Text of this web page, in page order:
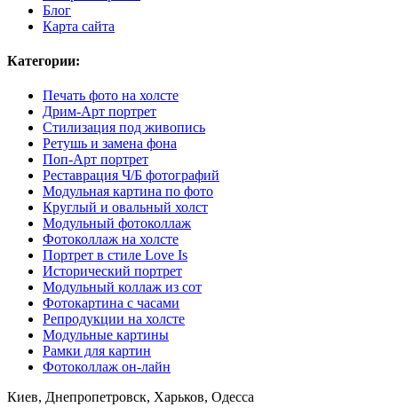
Блог
Карта сайта
Категории:
Печать фото на холсте
Дрим-Арт портрет
Стилизация под живопись
Ретушь и замена фона
Поп-Арт портрет
Реставрация Ч/Б фотографий
Модульная картина по фото
Круглый и овальный холст
Модульный фотоколлаж
Фотоколлаж на холсте
Портрет в стиле Love Is
Исторический портрет
Модульный коллаж из сот
Фотокартина с часами
Репродукции на холсте
Модульные картины
Рамки для картин
Фотоколлаж он-лайн
Киев, Днепропетровск, Харьков, Одесса